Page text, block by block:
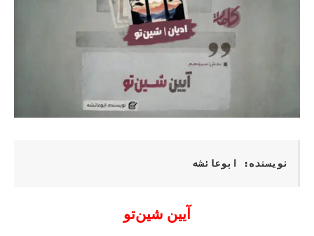
نویسنده: ابوعائشه
آیین شین‌تو